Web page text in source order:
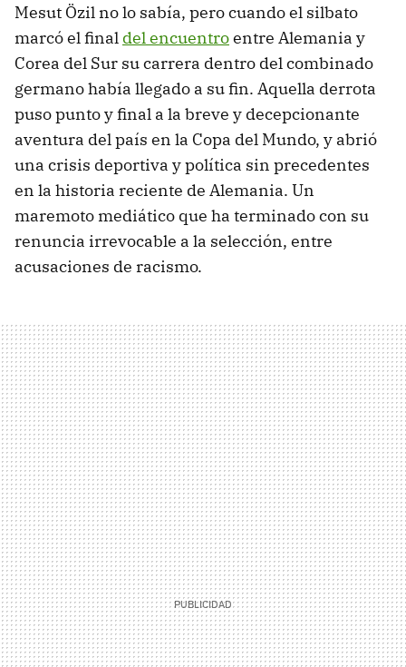
Mesut Özil no lo sabía, pero cuando el silbato
marcó el final del encuentroentre Alemania y
Corea del Sur su carrera dentro del combinado
germano había llegado a su fin. Aquella derrota
puso punto y final a la breve y decepcionante
aventura del país en la Copa del Mundo, y abrió
una crisis deportiva y política sin precedentes
en la historia reciente de Alemania. Un
maremoto mediático que ha terminado con su
renuncia irrevocable a la selección, entre
acusaciones de racismo.